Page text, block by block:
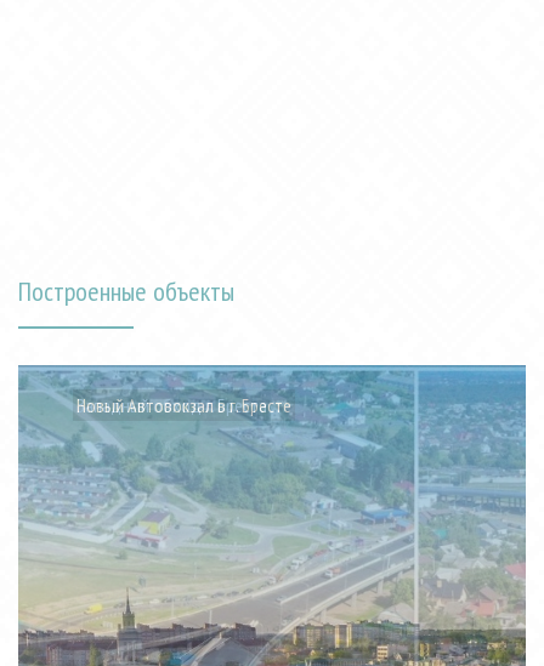
Построенные объекты
Западный обход г. Бреста